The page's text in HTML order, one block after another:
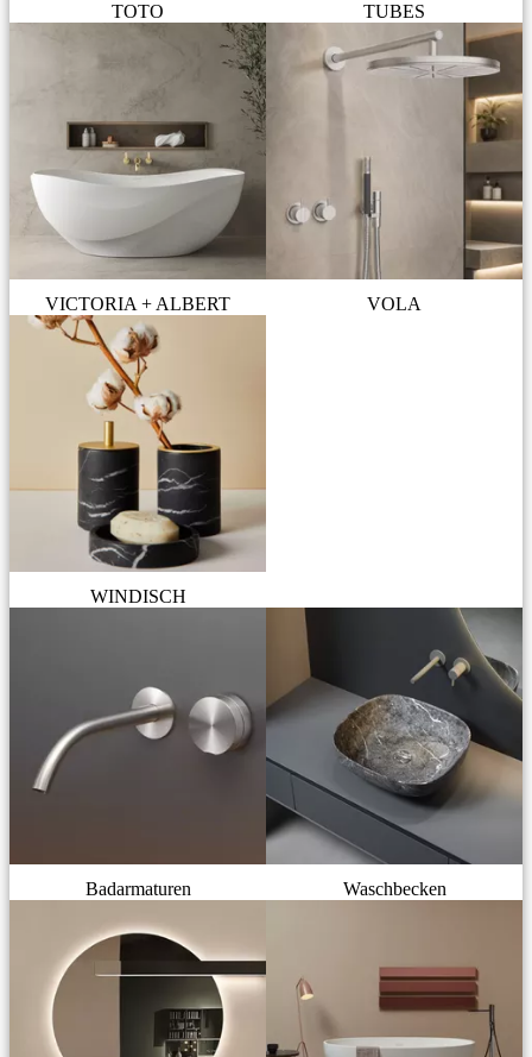
TOTO TUBES
VICTORIA + ALBERT VOLA
WINDISCH
Badarmaturen Waschbecken